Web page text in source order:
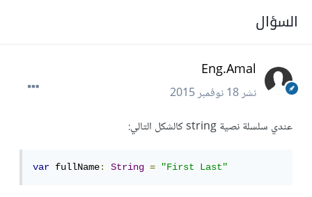
السؤال
Eng.Amal
نشر18 نوفمبر 2015
عندي سلسلة نصية string كالشكل التالي:
var fullName: String = "First Last"